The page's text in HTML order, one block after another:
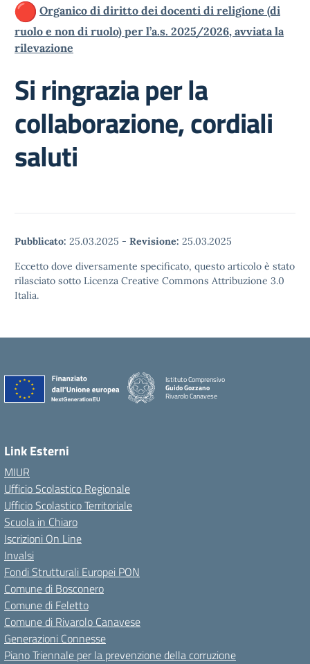
Organico di diritto dei docenti di religione (di
ruolo e non di ruolo) per l’a.s. 2025/2026, avviata la
rilevazione
Si ringrazia per la
collaborazione, cordiali
saluti
Pubblicato: 25.03.2025 - Revisione: 25.03.2025
Eccetto dove diversamente specificato, questo articolo è stato
rilasciato sotto Licenza Creative Commons Attribuzione 3.0
Italia.
Istituto Comprensivo
Guido Gozzano
Rivarolo Canavese
Link Esterni
MIUR
Ufficio Scolastico Regionale
Ufficio Scolastico Territoriale
Scuola in Chiaro
Iscrizioni On Line
Invalsi
Fondi Strutturali Europei PON
Comune di Bosconero
Comune di Feletto
Comune di Rivarolo Canavese
Generazioni Connesse
Piano Triennale per la prevenzione della corruzione